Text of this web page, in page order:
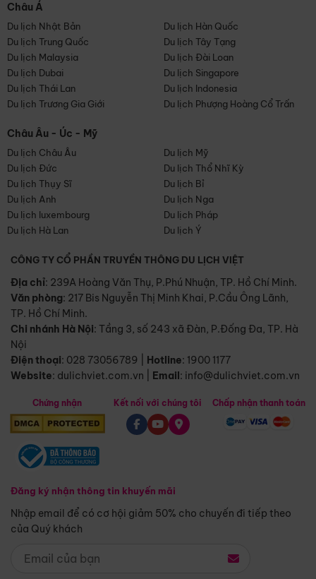
Châu Á
Du lịch Nhật Bản
Du lịch Hàn Quốc
Du lịch Trung Quốc
Du lịch Tây Tạng
Du lịch Malaysia
Du lịch Đài Loan
Du lịch Dubai
Du lịch Singapore
Du lịch Thái Lan
Du lịch Indonesia
Du lịch Trương Gia Giới
Du lịch Phượng Hoàng Cổ Trấn
Châu Âu - Úc - Mỹ
Du lịch Châu Âu
Du lịch Mỹ
Du lịch Đức
Du lịch Thổ Nhĩ Kỳ
Du lịch Thụy Sĩ
Du lịch Bỉ
Du lịch Anh
Du lịch Nga
Du lịch luxembourg
Du lịch Pháp
Du lịch Hà Lan
Du lịch Ý
CÔNG TY CỔ PHẦN TRUYỀN THÔNG DU LỊCH VIỆT
Địa chỉ: 239A Hoàng Văn Thụ, P.Phú Nhuận, TP. Hồ Chí Minh.
Văn phòng: 217 Bis Nguyễn Thị Minh Khai, P.Cầu Ông Lãnh,
TP. Hồ Chí Minh.
Chi nhánh Hà Nội: Tầng 3, số 243 xã Đàn, P.Đống Đa, TP. Hà
Nội
Điện thoại: 028 73056789 Hotline: 1900 1177
Website: dulichviet.com.vn Email: info@dulichviet.com.vn
Chứng nhận
Đăng ký nhận thông tin khuyến mãi
Nhập email để có cơ hội giảm 50% cho chuyến đi tiếp theo
của Quý khách
Kết nối với chúng tôi Chấp nhận thanh toán